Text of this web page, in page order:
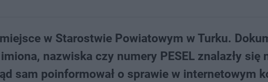
w Starostwie Powiatowym w Turku.
nazwiska czy numery PESEL znalazły się
sam poinformował o sprawie w internetowym